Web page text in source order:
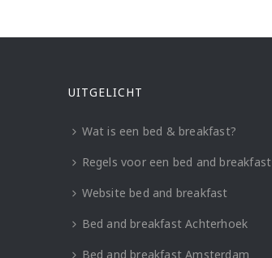
UITGELICHT
Wat is een bed & breakfast?
Regels voor een bed and breakfast
Website bed and breakfast
Bed and breakfast Achterhoek
Bed and breakfast Amsterdam